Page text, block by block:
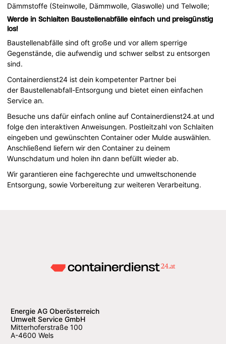
Dämmstoffe (Steinwolle, Dämmwolle, Glaswolle) und Telwolle;
Werde in Schlaiten Baustellenabfälle einfach und preisgünstig
los!
Baustellenabfälle sind oft große und vor allem sperrige
Gegenstände, die aufwendig und schwer selbst zu entsorgen
sind.
Containerdienst24 ist dein kompetenter Partner bei
der Baustellenabfall-Entsorgung und bietet einen einfachen
Service an.
Besuche uns dafür einfach online auf Containerdienst24.at und
folge den interaktiven Anweisungen. Postleitzahl von Schlaiten
eingeben und gewünschten Container oder Mulde auswählen.
Anschließend liefern wir den Container zu deinem
Wunschdatum und holen ihn dann befüllt wieder ab.
Wir garantieren eine fachgerechte und umweltschonende
Entsorgung, sowie Vorbereitung zur weiteren Verarbeitung.
Energie AG Oberösterreich
Umwelt Service GmbH
Mitterhoferstraße 100
A-4600 Wels